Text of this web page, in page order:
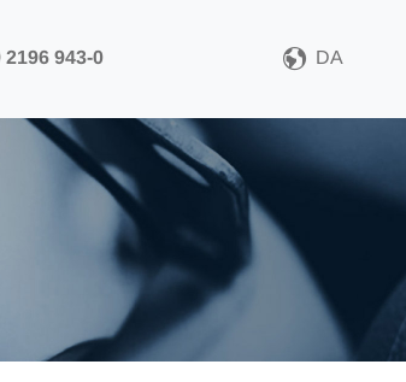
2196 943-0 DA
Vælg venligst dit CAD-
filformat
Download CAD-fil